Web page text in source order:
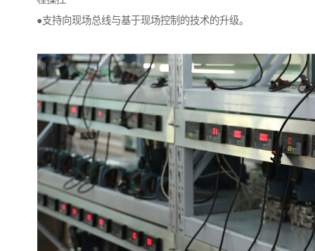
●支持向现场总线与基于现场控制的技术的升级。